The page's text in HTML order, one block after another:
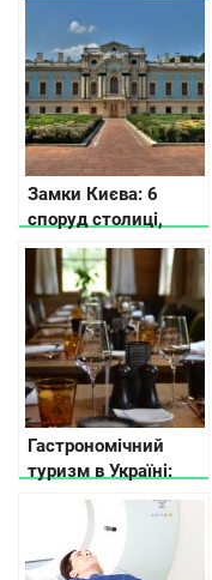
Замки Києва: 6
споруд столиці,
історії яких ви не
знали
Гастрономічний
туризм в Україні:
кращі напрямки,
рекомендації